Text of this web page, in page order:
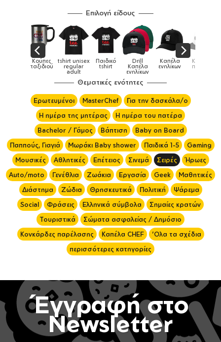
Επιλογή είδους
Drill
Καπέλα
Καπέλα
ενηλίκων
Καπέλα
παιδικά Κούπες Κούπες
ειδικές
Θεματικές ενότητες
Ερωτευμένοι MasterChef
Για την δασκάλα/ο
Η ημέρα της μητέρας
Η ημέρα του πατέρα
Bachelor / Γάμος
Βάπτιση
Baby on Board
Παππούς, Γιαγιά
Μωράκι Baby shower Παιδικά 1-5
Gaming
Μουσικές
Αθλητικές Επέτειος Σινεμά Σειρές
Ήρωες
Auto/moto
Γενέθλια Ζωάκια Εργασία Geek
Μαθητικές
Διάστημα
Ζώδια Θρησκευτικά Πολιτική
Ψάρεμα
Social
Φράσεις Ελληνικά σύμβολα
Σημαίες κρατών
Τουριστικά
Σώματα ασφαλείας / Δημόσιο
Κονκάρδες παρέλασης
Καπέλα CHEF
'Ολα τα σχέδια
περισσότερες κατηγορίες
Έγγραφή στο
Newsletter